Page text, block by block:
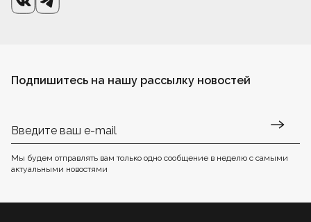
Подпишитесь на нашу рассылку новостей
Мы будем отправлять вам только одно сообщение в неделю с самыми
актуальными новостями